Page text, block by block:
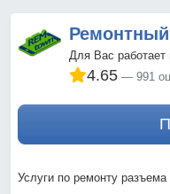
Для Вас работает
4.65 991
Услуги по ремонту